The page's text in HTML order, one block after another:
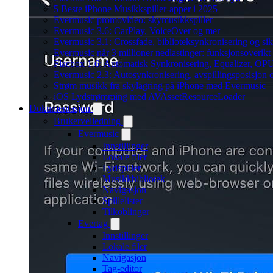
5 Beste iPhone Musikkspiller-apper i 2025
Evermusic promovideo: skymusikkspiller
Evermusic 3.6: CarPlay, VoiceOver og mer
Evermusic 3.1: Crossfade, biblioteksynkronisering og
Evermusic når 3 millioner nedlastinger: funksjonsoverikt
Flacbox 1.6: Automatisk Synkronisering, Equalizer,
Evermusic 2.3: Autosynkronisering, avspillingsposisjon
Strøm musikk fra skylagring på iPhone med Evermusic
iOS Lydstrømming med AVAssetResourceLoader
Dokumentasjon
Brukerveiledning
Evermusic
Innstillinger
Lokale filer
Lydspiller
Musikkbibliotek
Navigasjon
Spillelister
Tilkoblinger
Evertag
Innstillinger
Lokale filer
Navigasjon
Tag-editor